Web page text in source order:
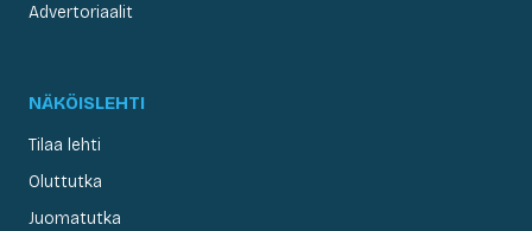
Advertoriaalit
NÄKÖISLEHTI
Tilaa lehti
Oluttutka
Juomatutka